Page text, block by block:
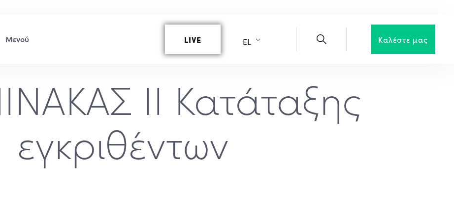
LIVE EL Καλέστε μας
II Κατάταξης
εγκριθέντων